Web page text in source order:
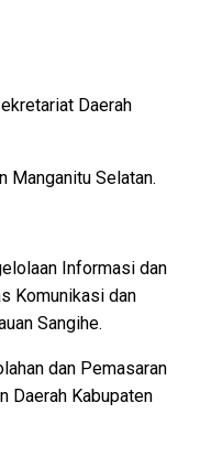
Daerah
Manganitu Selatan.
Informasi dan
Komunikasi dan
Sangihe.
dan Pemasaran
Daerah Kabupaten